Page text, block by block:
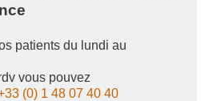
patients du lundi au
vous pouvez
(0) 1 48 07 40 40